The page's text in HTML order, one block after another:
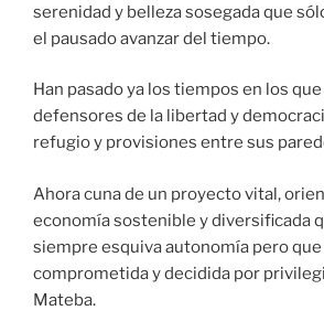
serenidad y belleza sosegada que
el pausado avanzar del tiempo.
Han pasado ya los tiempos en los
defensores de la libertad y
refugio y provisiones entre sus
Ahora cuna de un proyecto vital,
economía sostenible y diversificada
siempre esquiva autonomía pero
comprometida y decidida por
Mateba.